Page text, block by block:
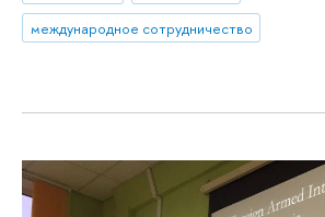
международное сотрудничество